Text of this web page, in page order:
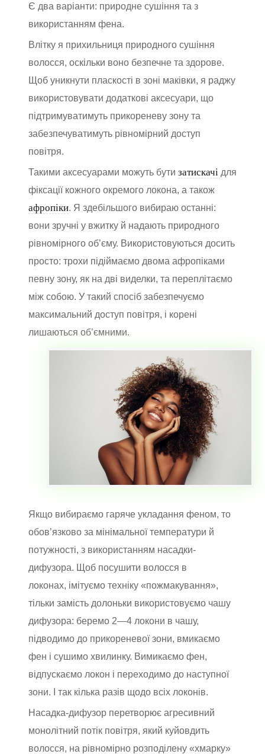
Є два варіанти: природне сушіння та з
використанням фена.
Влітку я прихильниця природного сушіння
волосся, оскільки воно безпечне та здорове.
Щоб уникнути пласкості в зоні маківки, я раджу
використовувати додаткові аксесуари, що
підтримуватимуть прикореневу зону та
забезпечуватимуть рівномірний доступ
повітря.
Такими аксесуарами можуть бути затискачі для
фіксації кожного окремого локона, а також
афропіки. Я здебільшого вибираю останні:
вони зручні у вжитку й надають природного
рівномірного об’єму. Використовуються досить
просто: трохи підіймаємо двома афропіками
певну зону, як на дві виделки, та переплітаємо
між собою. У такий спосіб забезпечуємо
максимальний доступ повітря, і корені
лишаються об’ємними.
Якщо вибираємо гаряче укладання феном, то
обов’язково за мінімальної температури й
потужності, з використанням насадки-
дифузора. Щоб посушити волосся в
локонах, імітуємо техніку «пожмакування»,
тільки замість долоньки використовуємо чашу
дифузора: беремо 2—4 локони в чашу,
підводимо до прикореневої зони, вмикаємо
фен і сушимо хвилинку. Вимикаємо фен,
відпускаємо локон і переходимо до наступної
зони. І так кілька разів щодо всіх локонів.
Насадка-дифузор перетворює агресивний
монолітний потік повітря, який куйовдить
волосся, на рівномірно розподілену «хмарку»